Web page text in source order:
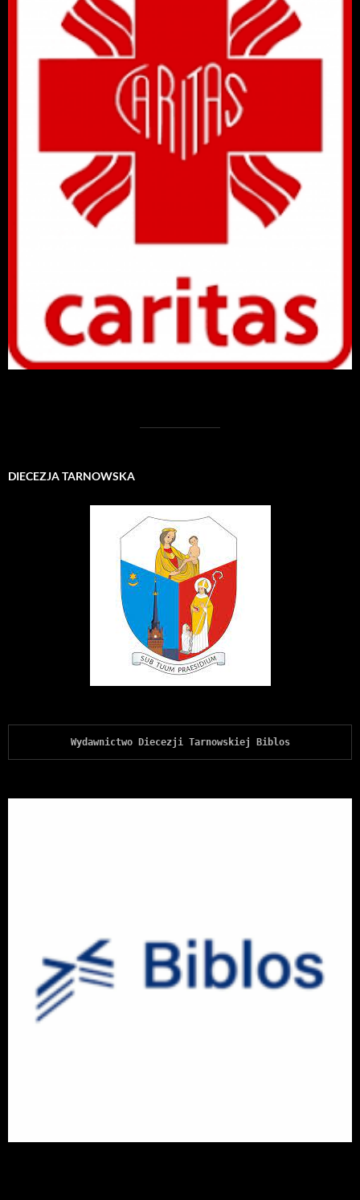
DIECEZJA TARNOWSKA
Wydawnictwo Diecezji Tarnowskiej Biblos